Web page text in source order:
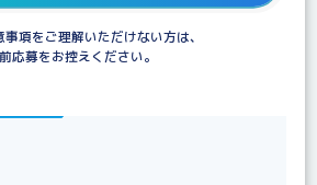
事項をご理解いただけない方は、
応募をお控えください。